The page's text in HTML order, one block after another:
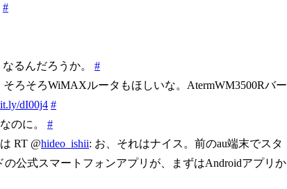
#
るんだろうか。 #
ろそろWiMAXルータもほしいな。AtermWM3500Rバー
dI00j4 #
のに。 #
RT @hideo_ishii: お、それはナイス。前のau端末でスタ
の公式スマートフォンアプリが、まずはAndroidアプリか